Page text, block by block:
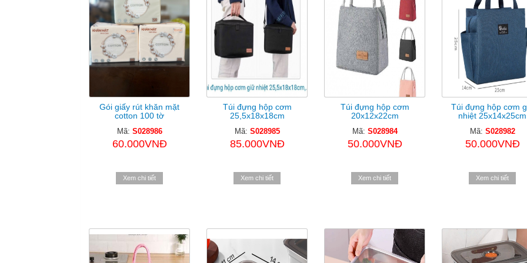
Gói giấy rút khăn mặt
cotton 100 tờ
Mã: S028986
60.000VNĐ
Xem chi tiết
Túi đựng hộp cơm
25,5x18x18cm
Mã: S028985
85.000VNĐ
Xem chi tiết
Túi đựng hộp cơm
20x12x22cm
Mã: S028984
50.000VNĐ
Xem chi tiết
Túi đựng hộp cơm
nhiệt 25x14x25cm
Mã: S028982
50.000VNĐ
Xem chi tiết